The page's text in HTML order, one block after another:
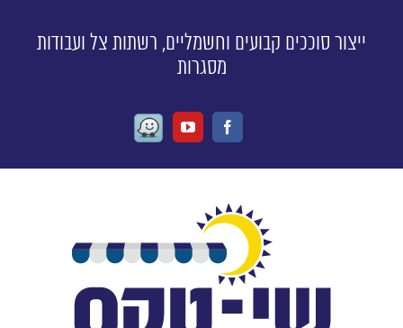
ייצור סוככים קבועים וחשמליים, רשתות צל ועבודות
מסגרות
Facebook
Youtube
Waze